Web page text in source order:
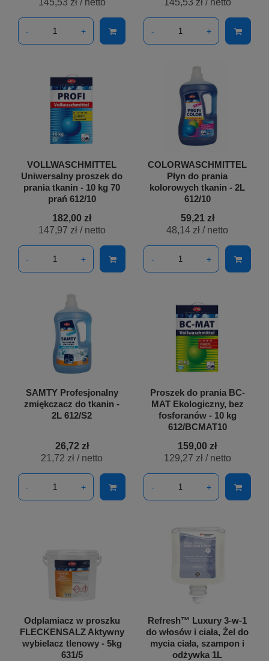
145,53 zł/ netto
- +
145,53 zł/ netto
- +
VOLLWASCHMITTEL
Uniwersalny proszek do
prania tkanin - 10 kg 70
prań 612/10
182,00 zł
147,97 zł/ netto
- +
COLORWASCHMITTEL
Płyn do prania
kolorowych tkanin - 2L
612/10
59,21 zł
48,14 zł / netto
- +
SAMTY Profesjonalny
zmiękczacz do tkanin -
2L 612/S2
26,72 zł
21,72 zł / netto
- +
Proszek do prania BC-
MAT Ekologiczny, bez
fosforanów - 10 kg
612/BCMAT10
159,00 zł
129,27 zł/ netto
- +
Odplamiacz w proszku
FLECKENSALZ Aktywny
wybielacz tlenowy - 5kg
631/5
Refresh™ Luxury 3-w-1
do włosów i ciała, Żel do
mycia ciała, szampon i
odżywka 1L